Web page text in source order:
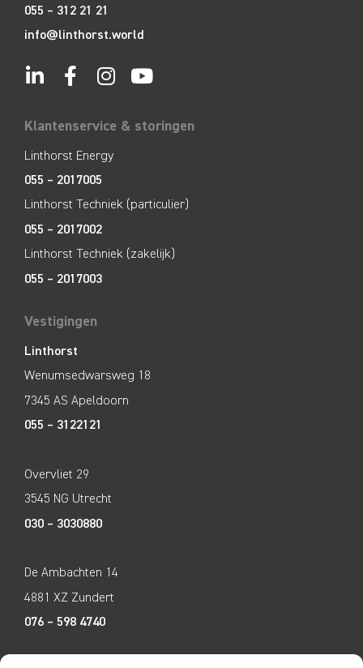
055 – 312 21 21
info@linthorst.world
Klantenservice & storingen
Linthorst Energy
055 – 2017005
Linthorst Techniek (particulier)
055 – 2017002
Linthorst Techniek (zakelijk)
055 – 2017003
Vestigingen
Linthorst
Wenumsedwarsweg 18
7345 AS Apeldoorn
055 – 3122121
Overvliet 29
3545 NG Utrecht
030 – 3030880
De Ambachten 14
4881 XZ Zundert
076 – 598 4740